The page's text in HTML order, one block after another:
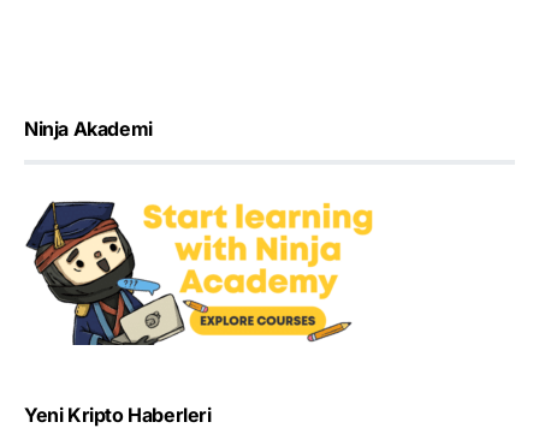
Ninja Akademi
Yeni Kripto Haberleri